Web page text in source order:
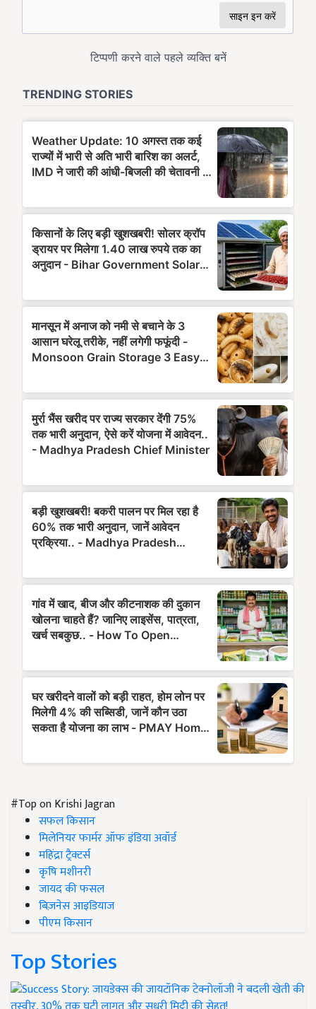
#Top on Krishi Jagran
सफल किसान
मिलेनियर फार्मर ऑफ इंडिया अवॉर्ड
महिंद्रा ट्रैक्टर्स
कृषि मशीनरी
जायद की फसल
बिज़नेस आइडियाज
पीएम किसान
Top Stories